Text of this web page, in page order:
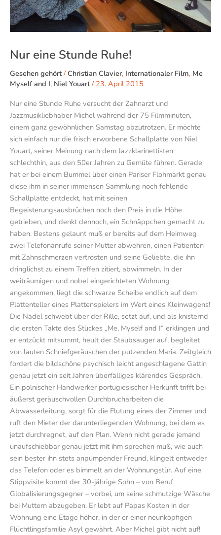
Nur eine Stunde Ruhe!
Gesehen gehört/Christian Clavier, Internationaler Film, Me
Myself and I, Niel Youart/ 23. April 2015
Nur eine Stunde Ruhe versucht der Zahnarzt und
Jazzmusikliebhaber Michel während der 75 Filmminuten,
einem ganz gewöhnlichen Samstag abzutrotzen. Er möchte
sich einfach nur die frisch erworbene Schallplatte von Niel
Youart, seiner Meinung nach dem Jazzklarinettisten
schlechthin, aus den 50er Jahren zu Gemüte führen. Gerade
hat er bei einem Bummel über einen Pariser Flohmarkt genau
diese ihm in seiner immensen Sammlung noch fehlende
Schallplatte entdeckt, hat mit seinen
Begeisterungsausbrüchen noch den Preis in die Höhe
getrieben, und denkt dennoch, ein Schnäppchen gemacht zu
haben. Bestens gelaunt muß er bereits auf dem Heimweg
zwei Telefonanrufe seiner Mutter abwehren, einen Patienten
mit Zahnschmerzen vertrösten und seine Geliebte, die ihn
dringlichst zu einem Treffen zitiert, abwimmeln. In der
weiträumigen und nobel eingerichteten Wohnung
angekommen, liegt die schwarze Scheibe endlich auf dem
Plattenteller eines Plattenspielers im Wert eines Kleinwagens!
Die Nadel schwebt über der Rille, setzt auf, und als knisternd
die ersten Takte des Stückes „Me, Myself and I“ erklingen und
er entzückt mitsummt, heult der Staubsauger auf, begleitet
von lauten Schniefgeräuschen der putzenden Maria. Zeitgleich
fordert die bildschöne psychisch leicht angeschlagene Gattin
genau jetzt ein seit Jahren überfälliges klärendes Gespräch.
Ein polnischer Handwerker portugiesischer Herkunft trifft bei
äußerst geräuschvollen Durchbrucharbeiten die
Abwasserleitung, sorgt für die Flutung eines der Zimmer und
ruft den Mieter der darunterliegenden Wohnung, bei dem es
jetzt durchregnet, auf den Plan. Wenn nicht gerade jemand
unaufschiebbar genau jetzt mit ihm sprechen muß, wie auch
sein bester ihn stets anpumpender Freund, klingelt entweder
das Telefon oder es bimmelt an der Wohnungstür. Auf eine
Stippvisite kommt der 30-jährige Sohn – von Beruf
Globalisierungsgegner – vorbei, um seine schmutzige Wäsche
bei Muttern abzugeben. Er lebt auf Papas Kosten in der
Wohnung eine Etage höher, in der er einer neunköpfigen
Flüchtlingsfamilie Asyl gewährt. Aber Michel gibt nicht auf!